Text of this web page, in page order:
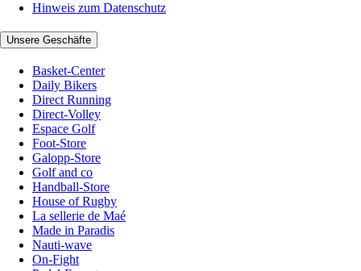
Hinweis zum Datenschutz
Unsere Geschäfte
Basket-Center
Daily Bikers
Direct Running
Direct-Volley
Espace Golf
Foot-Store
Galopp-Store
Golf and co
Handball-Store
House of Rugby
La sellerie de Maé
Made in Paradis
Nauti-wave
On-Fight